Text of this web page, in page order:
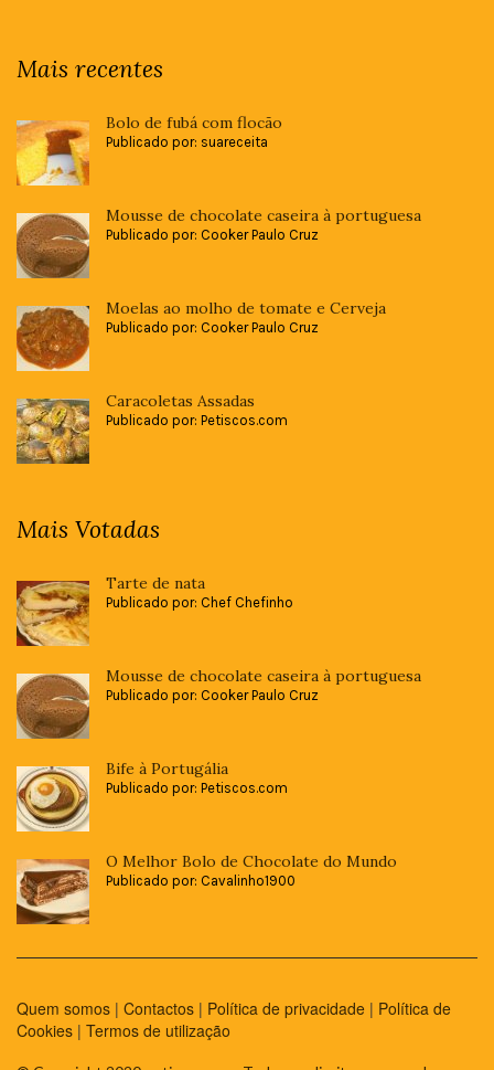
Mais recentes
Bolo de fubá com flocão
Publicado por: suareceita
Mousse de chocolate caseira à portuguesa
Publicado por: Cooker Paulo Cruz
Moelas ao molho de tomate e Cerveja
Publicado por: Cooker Paulo Cruz
Caracoletas Assadas
Publicado por: Petiscos.com
Mais Votadas
Tarte de nata
Publicado por: Chef Chefinho
Mousse de chocolate caseira à portuguesa
Publicado por: Cooker Paulo Cruz
Bife à Portugália
Publicado por: Petiscos.com
O Melhor Bolo de Chocolate do Mundo
Publicado por: Cavalinho1900
Quem somos | Contactos | Política de privacidade | Política de
Cookies | Termos de utilização